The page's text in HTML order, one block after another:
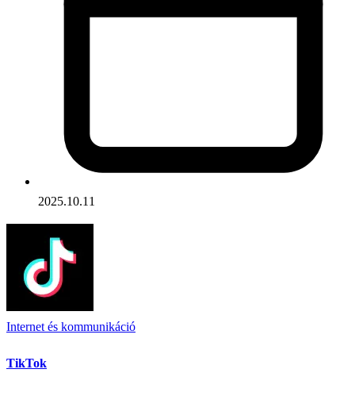
2025.10.11
Internet és kommunikáció
TikTok